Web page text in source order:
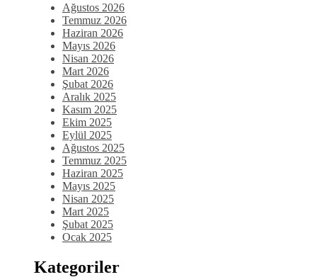
Ağustos 2026
Temmuz 2026
Haziran 2026
Mayıs 2026
Nisan 2026
Mart 2026
Şubat 2026
Aralık 2025
Kasım 2025
Ekim 2025
Eylül 2025
Ağustos 2025
Temmuz 2025
Haziran 2025
Mayıs 2025
Nisan 2025
Mart 2025
Şubat 2025
Ocak 2025
Kategoriler